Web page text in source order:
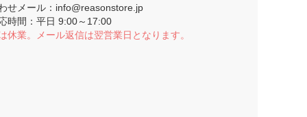
せメール： info@reasonstore.jp
時間： 平日 9:00～17:00
休業。メール返信は翌営業日となります。